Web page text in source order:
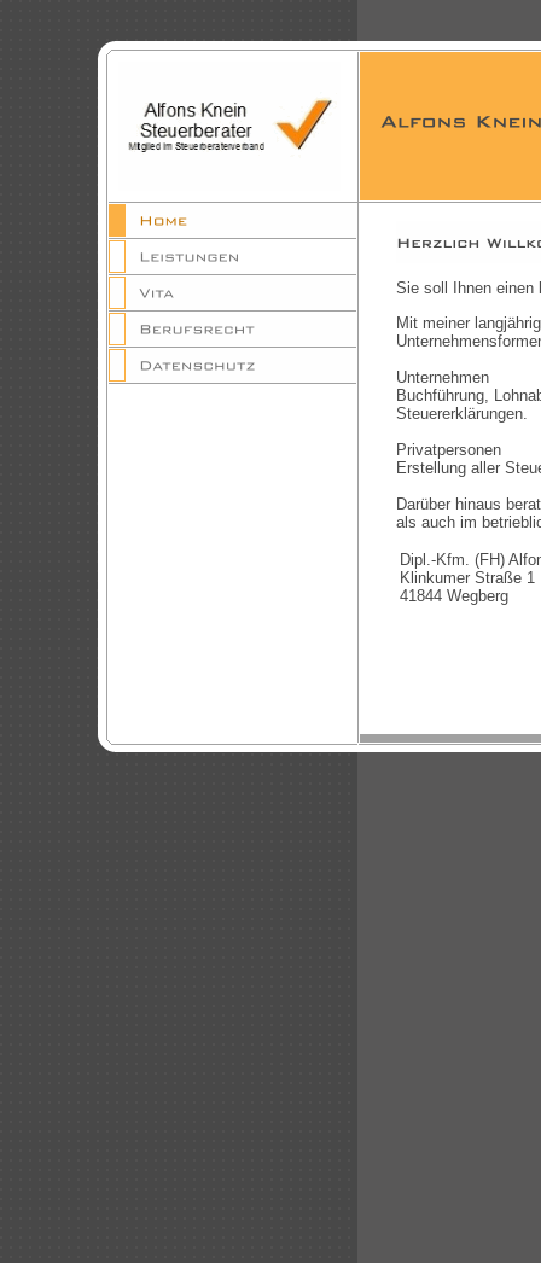
Sie soll Ihnen einen
Mit meiner
Unternehmen
Buchführung,
Steuererklärungen.
Privatpersonen
Erstellung aller
Darüber hinaus
als auch im
Dipl.-Kfm. (FH)
Klinkumer Straße 1
41844 Wegberg